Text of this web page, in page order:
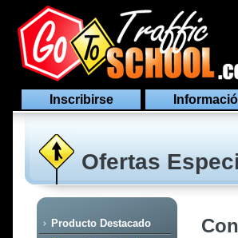
Inscribirse
Ofertas
Producto Destacado